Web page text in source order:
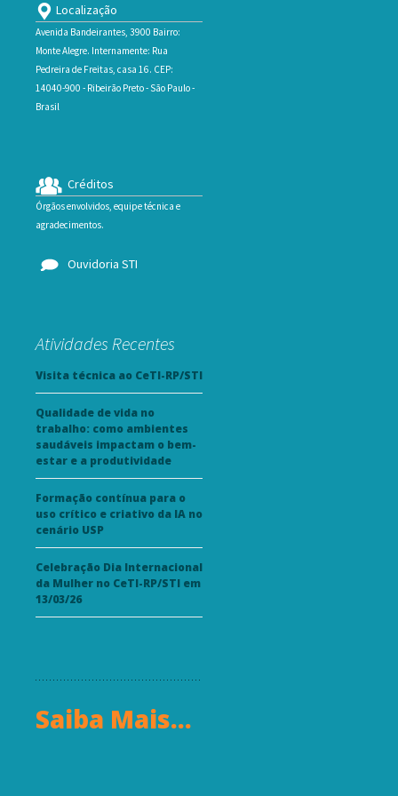
Localização
Avenida Bandeirantes, 3900 Bairro:
Monte Alegre. Internamente: Rua
Pedreira de Freitas, casa 16. CEP:
14040-900 - Ribeirão Preto - São Paulo -
Brasil
Créditos
Órgãos envolvidos, equipe técnica e
agradecimentos.
Ouvidoria STI
Atividades Recentes
Visita técnica ao CeTI-RP/STI
Qualidade de vida no
trabalho: como ambientes
saudáveis impactam o bem-
estar e a produtividade
Formação contínua para o
uso crítico e criativo da IA no
cenário USP
Celebração Dia Internacional
da Mulher no CeTI-RP/STI em
13/03/26
Saiba Mais...